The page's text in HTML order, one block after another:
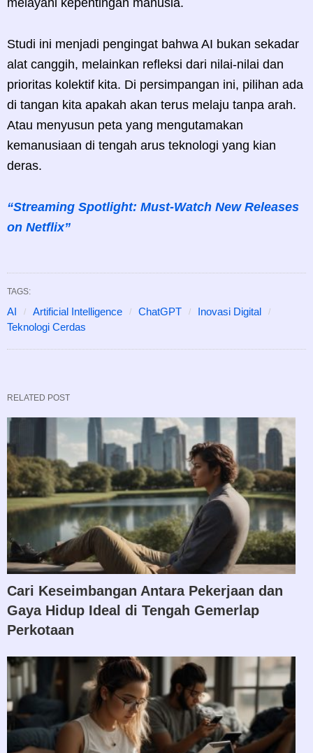
Studi ini menjadi pengingat bahwa AI bukan sekadar
alat canggih, melainkan refleksi dari nilai-nilai dan
prioritas kolektif kita. Di persimpangan ini, pilihan ada
di tangan kita apakah akan terus melaju tanpa arah.
Atau menyusun peta yang mengutamakan
kemanusiaan di tengah arus teknologi yang kian
deras.
“Streaming Spotlight: Must-Watch New Releases
on Netflix”
TAGS:
AI Artificial Intelligence ChatGPT
Inovasi Digital
Teknologi Cerdas
RELATED POST
Cari Keseimbangan Antara Pekerjaan dan
Gaya Hidup Ideal di Tengah Gemerlap
Perkotaan